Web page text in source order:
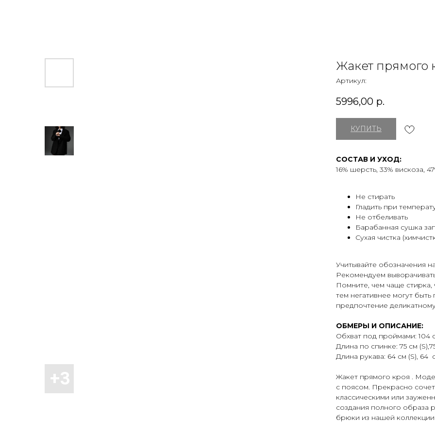
Жакет прямого
Артикул:
5996,00 р.
КУПИТЬ
СОСТАВ И УХОД:
16% шерсть, 33% вискоза,
Не стирать
Гладить при
Не отбеливать
Барабанная сушка
Сухая чистка
Учитывайте обозначения
Рекомендуем
Помните, чем чаще стирка,
тем негативнее могут быть
предпочтение
ОБМЕРЫ И ОПИСАНИЕ:
Обхват под проймами: 104
Длина по спинке: 75 см
Длина рукава: 64 см (S), 64
Жакет прямого кроя .
с поясом. Прекрасно
классическими или
создания полного
брюки из нашей